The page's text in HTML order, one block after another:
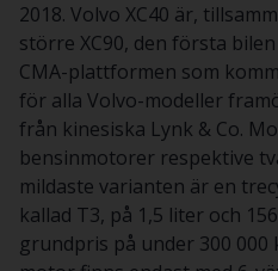
2018. Volvo XC40 är,
större XC90, den första
CMA-plattformen som
för alla Volvo-modeller
från kinesiska Lynk & Co.
bensinmotorer respektive
mildaste varianten är en
kallad T3, på 1,5 liter och
grundpris på under 300